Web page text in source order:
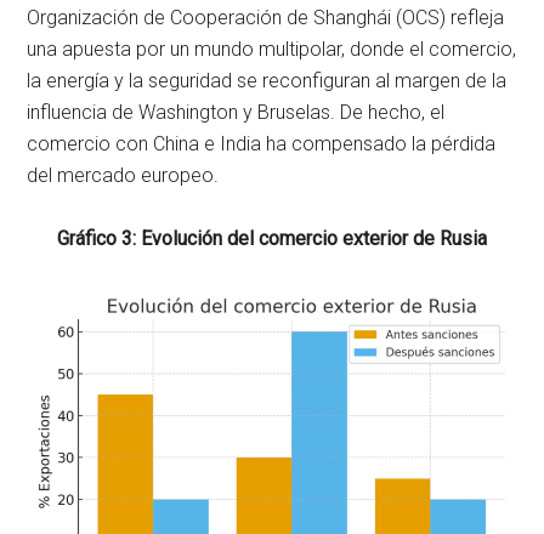
Organización de Cooperación de Shanghái (OCS) refleja
una apuesta por un mundo multipolar, donde el comercio,
la energía y la seguridad se reconfiguran al margen de la
influencia de Washington y Bruselas. De hecho, el
comercio con China e India ha compensado la pérdida
del mercado europeo.
Gráfico 3: Evolución del comercio exterior de Rusia